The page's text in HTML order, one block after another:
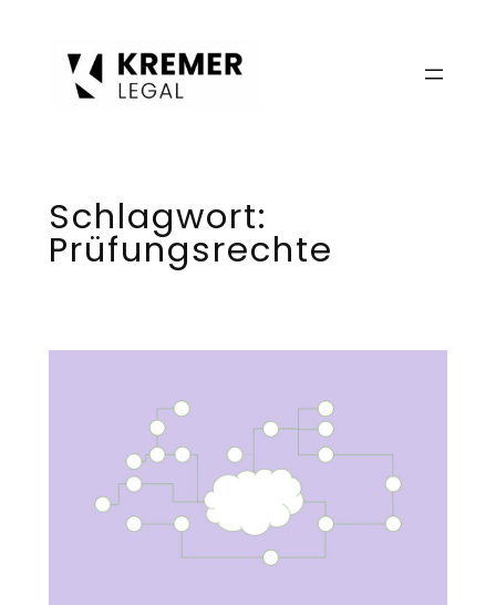
Schlagwort:
Prüfungsrechte